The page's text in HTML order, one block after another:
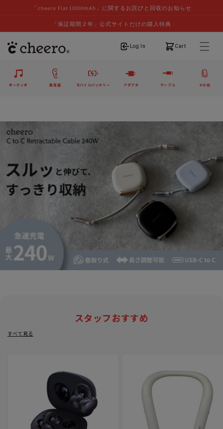
「cheero Flat 10000mAh」に関するお詫びと回収のお知らせ
「保証期間２年」公式サイトだけの購入特典
Log In
ログイン Cart
カート
オーディオ 集音器 モバイルバッテリー アダプタ ケーブル その他
スタッフおすすめ
すべて見る